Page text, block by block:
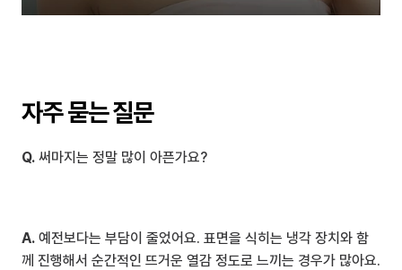
자주 묻는 질문
Q. 써마지는 정말 많이 아픈가요?
A. 예전보다는 부담이 줄었어요. 표면을 식히는 냉각 장치와 함
께 진행해서 순간적인 뜨거운 열감 정도로 느끼는 경우가 많아요.